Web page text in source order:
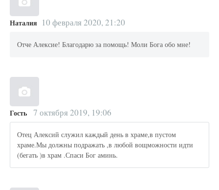
Наталия 10 февраля 2020, 21:20
Отче Алексие! Благодарю за помощь! Моли Бога обо мне!
Гость 7 октября 2019, 19:06
Отец Алексий служил каждый день в храме,в пустом
храме.Мы должны подражать ,в любой вощможности идти
(бегать )в храм .Спаси Бог аминь.